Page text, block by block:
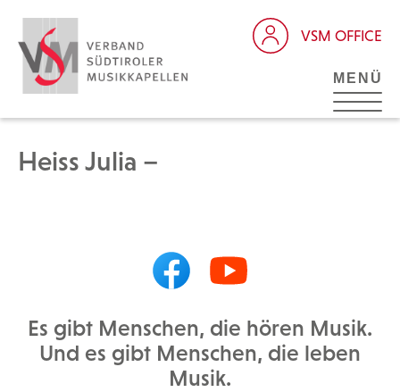
VSM OFFICE
MENÜ
Heiss Julia –
Es gibt Menschen, die hören Musik.
Und es gibt Menschen, die leben
Musik.